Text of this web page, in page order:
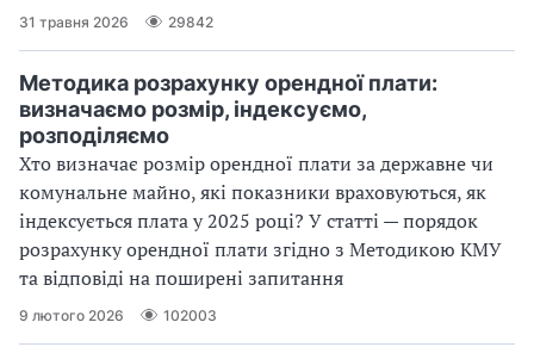
31 травня 2026 29842
Методика розрахунку орендної плати:
визначаємо розмір, індексуємо,
розподіляємо
Хто визначає розмір орендної плати за державне чи
комунальне майно, які показники враховуються, як
індексується плата у 2025 році? У статті — порядок
розрахунку орендної плати згідно з Методикою КМУ
та відповіді на поширені запитання
9 лютого 2026 102003